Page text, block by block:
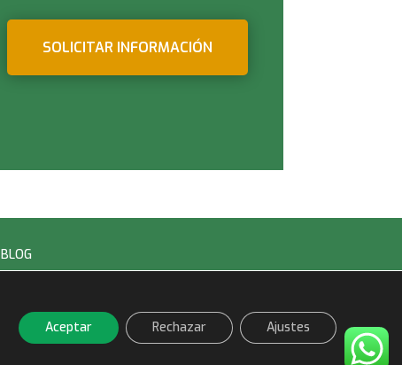
SOLICITAR INFORMACIÓN
BLOG
Aceptar Rechazar Ajustes